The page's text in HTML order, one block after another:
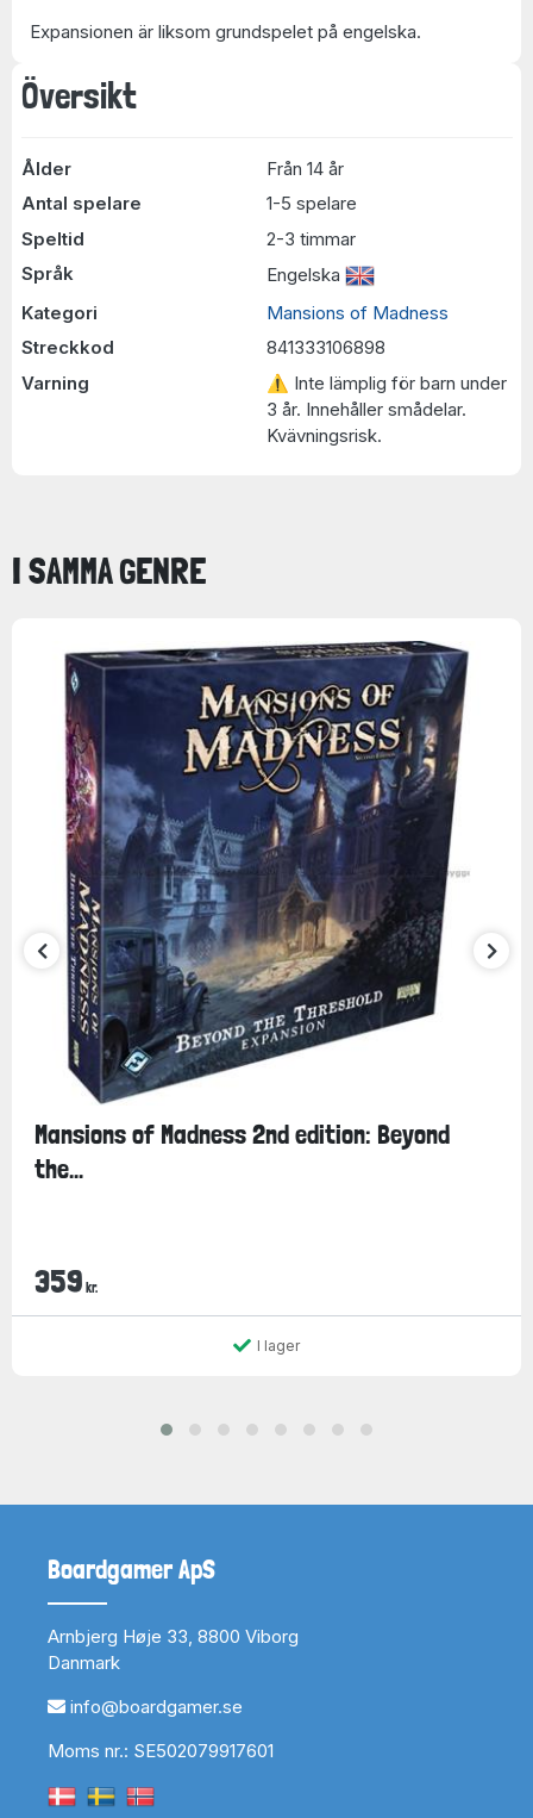
Översikt
Ålder
Från 14 år
Antal spelare
1-5 spelare
Speltid
2-3 timmar
Språk
Engelska
Kategori
Mansions of Madness
Streckkod
841333106898
Varning
⚠ Inte lämplig för barn under
3 år. Innehåller smådelar.
Kvävningsrisk.
Expansionen är liksom grundspelet på engelska.
I SAMMA GENRE
Mansions of Madness 2nd edition: Beyond
the...
359 kr.
I lager
Boardgamer ApS
Arnbjerg Høje 33, 8800 Viborg
Danmark
info@boardgamer.se
Moms nr.: SE502079917601